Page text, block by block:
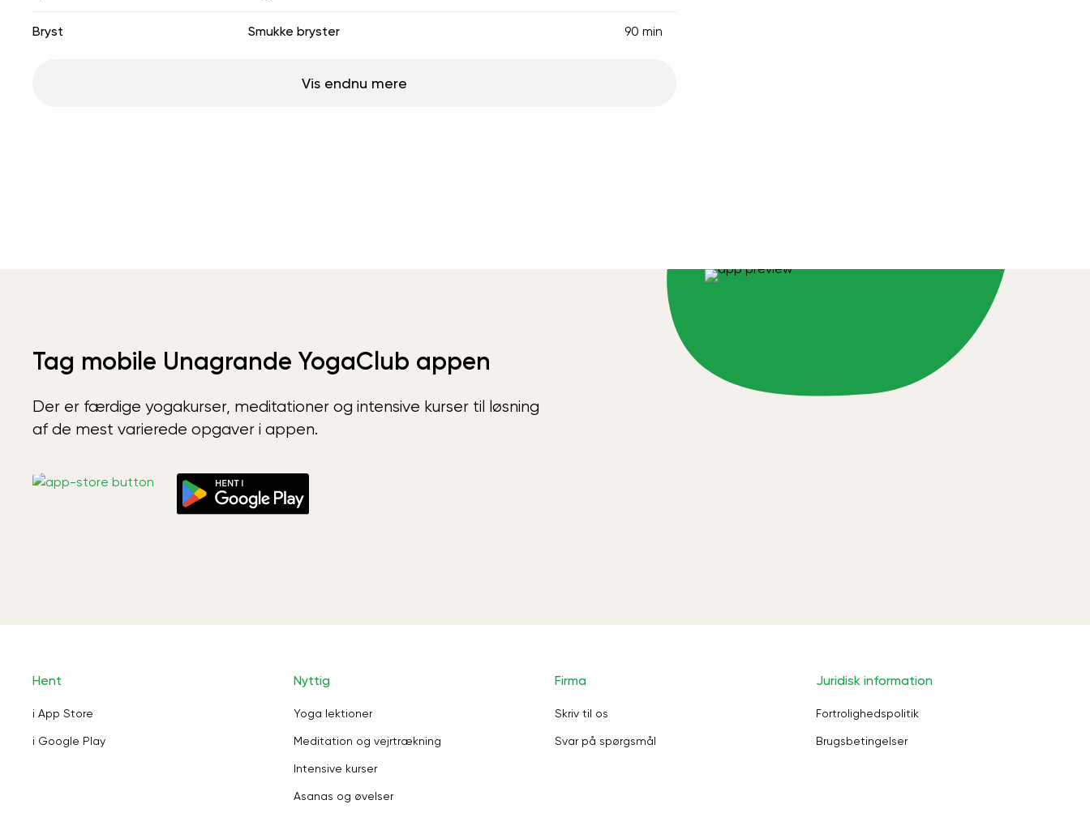
Bryst Smukke bryster 90 min
Vis endnu mere
Tag mobile Unagrande YogaClub appen
Der er færdige yogakurser, meditationer og intensive kurser til løsning
af de mest varierede opgaver i appen.
Hent
i App Store
i Google Play
Nyttig
Yoga lektioner
Meditation og vejrtrækning
Intensive kurser
Asanas og øvelser
Firma
Skriv til os
Svar på spørgsmål
Juridisk information
Fortrolighedspolitik
Brugsbetingelser